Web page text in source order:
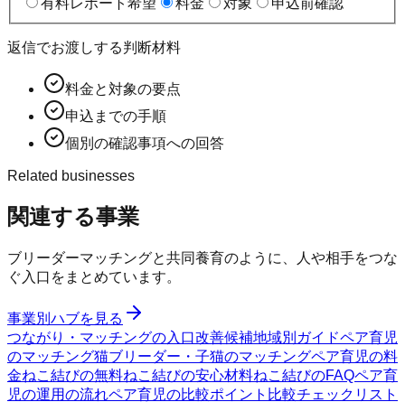
返信でお渡しする判断材料
料金と対象の要点
申込までの手順
個別の確認事項への回答
Related businesses
関連する事業
ブリーダーマッチングと共同養育のように、人や相手をつな
ぐ入口をまとめています。
事業別ハブを見る
つながり・マッチングの入口改善候補地域別ガイドペア育児
のマッチング猫ブリーダー・子猫のマッチングペア育児の料
金ねこ結びの無料ねこ結びの安心材料ねこ結びのFAQペア育
児の運用の流れペア育児の比較ポイント 比較チェックリスト